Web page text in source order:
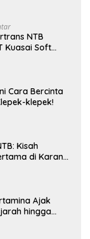
NTB
Kuasai Soft
Cara Bercinta
klepek!
Kisah
di Karang
Ajak
hingga